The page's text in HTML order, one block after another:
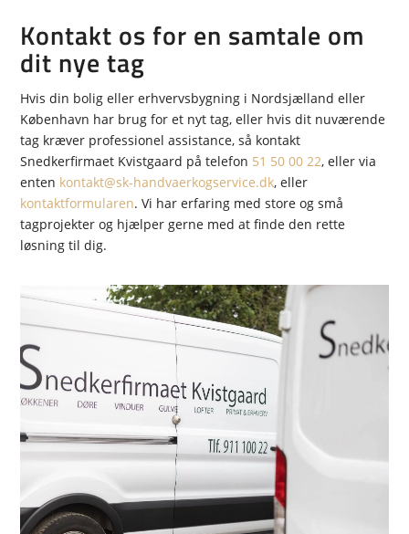
Kontakt os for en samtale om
dit nye tag
Hvis din bolig eller erhvervsbygning i Nordsjælland eller
København har brug for et nyt tag, eller hvis dit nuværende
tag kræver professionel assistance, så kontakt
Snedkerfirmaet Kvistgaard på telefon 51 50 00 22, eller via
enten kontakt@sk-handvaerkogservice.dk, eller
kontaktformularen. Vi har erfaring med store og små
tagprojekter og hjælper gerne med at finde den rette
løsning til dig.